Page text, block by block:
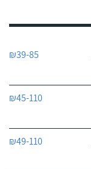
₪39-85
₪45-110
₪49-110